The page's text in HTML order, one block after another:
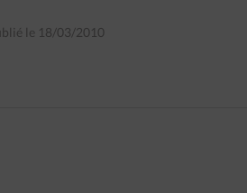
le 18/03/2010